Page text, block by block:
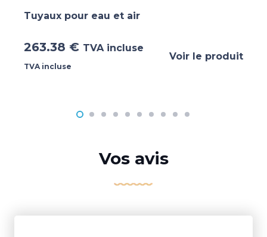
Tuyaux pour eau et air
263.38 € TVA incluse
TVA incluse
Voir le produit
Vos avis